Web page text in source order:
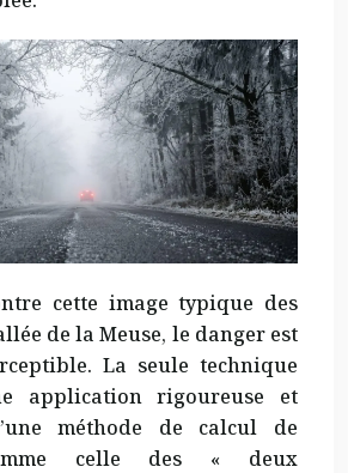
cette image typique des
de la Meuse, le danger est
La seule technique
application rigoureuse et
méthode de calcul de
celle des « deux